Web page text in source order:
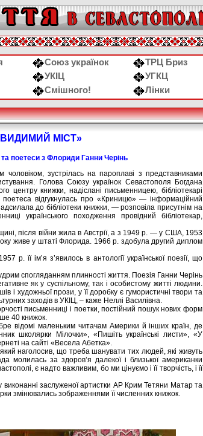
Союз українок
ТРЦ Бриз
УКІЦ
УГКЦ
Смішного! Лінки
МІСТ»
поетеси з Флориди Ганни Черінь
чоловіком, зустрілась на пароплаві з представниками
Голова Союзу українок Севастополя Богдана
центру книжки, надіслані письменницею, бібліотекарі
відгукнулась про «Криницю» — інформаційний
до бібліотеки книжки, — розповіла присутнім на
українського походження провідний бібліотекар,
після війни жила в Австрії, а з 1949 р. — у США, 1953
живе у штаті Флорида. 1966 р. здобула другий диплом
її ім’я з’явилось в антології української поезії, що
спогляданням плинності життя. Поезія Ганни Черінь
як у суспільному, так і особистому житті людини.
і художньої прози, у її доробку є гумористичні твори та
заходів в УКІЦ, – каже Неллі Василівна.
письменниці і поетки, постійний пошук нових форм
40 книжок.
відомі маленьким читачам Америки й інших країн, де
школярки Мілочки», «Пишіть українські листи», «У
на сайті «Весела Абетка».
наголосив, що треба шанувати тих людей, які живуть
за здоров’я далекої і близької американки
є надто важливим, бо ми цінуємо і її творчість, і її
у виконанні заслуженої артистки АР Крим Тетяни Матар та
змінювались зображеннями її численних книжок.